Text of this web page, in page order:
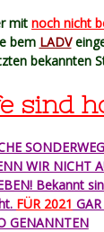
mit noch nicht
bem LADV
bekannten
sind
WIR NICHT
Bekannt
FÜR 2021
GENANNTEN